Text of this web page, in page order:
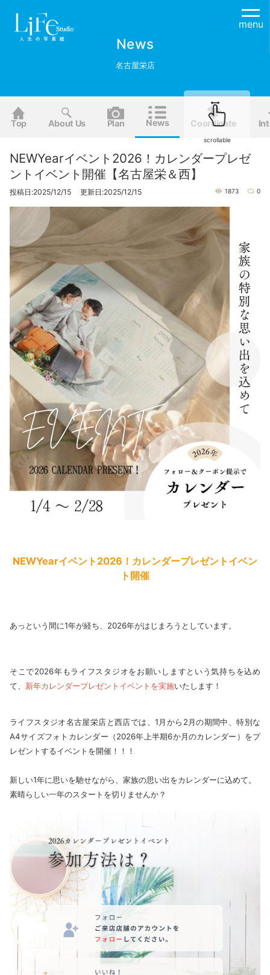
menu
News
名古屋栄店
Top About Us Plan News Coordinate
NEWYearイベント2026！カレンダープレゼ
ントイベント開催【名古屋栄＆西】
投稿日:2025/12/15 更新日:2025/12/15 1873 0
NEWYearイベント2026！カレンダープレゼントイベン
ト開催
あっという間に1年が経ち、2026年がはじまろうとしています。
そこで2026年もライフスタジオをお願いしますという気持ちを込め
て、 新年カレンダープレゼントイベントを実施いたします！
ライフスタジオ名古屋栄店と西店では、1月から2月の期間中、特別な
A4サイズフォトカレンダー（2026年上半期6か月のカレンダー）をプ
レゼントするイベントを開催！！！
新しい1年に思いを馳せながら、家族の思い出をカレンダーに込めて。
素晴らしい一年のスタートを切りませんか？